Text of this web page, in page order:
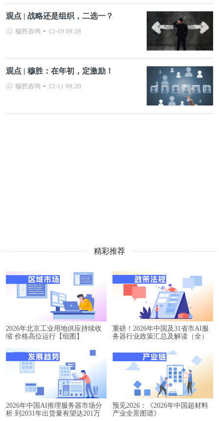
观点 | 战略还是组织，二选一？
穆胜咨询 12-19 09:28
观点 | 穆胜：在年初，定激励！
穆胜咨询 12-11 09:20
精彩推荐
2026年北京工业用地供应持续收
缩 价格高位运行【组图】
重磅！2026年中国及31省市AI服
务器行业政策汇总及解读（全）
2026年中国AI推理服务器市场分
析 到2031年出货量有望达201万
预见2026：《2026年中国超材料
产业全景图谱》